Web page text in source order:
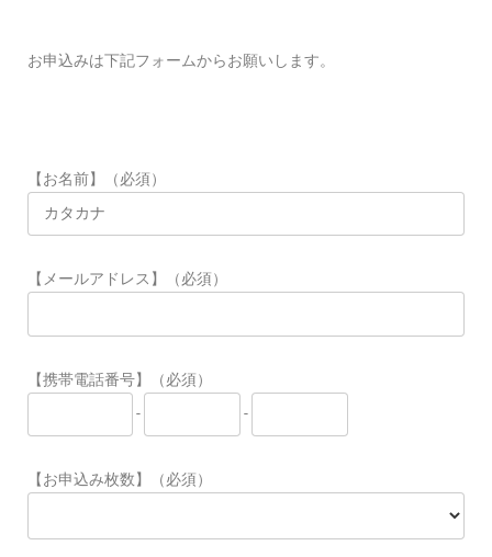
お申込みは下記フォームからお願いします。
【お名前】（必須）
【メールアドレス】（必須）
【携帯電話番号】（必須）
-
-
【お申込み枚数】（必須）